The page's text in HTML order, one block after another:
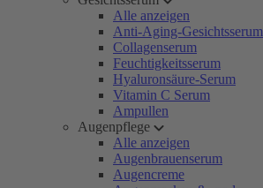
Alle anzeigen
Anti-Aging-Gesichtsserum
Collagenserum
Feuchtigkeitsserum
Hyaluronsäure-Serum
Vitamin C Serum
Ampullen
Augenpflege
Alle anzeigen
Augenbrauenserum
Augencreme